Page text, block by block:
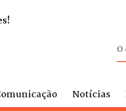
Notícias